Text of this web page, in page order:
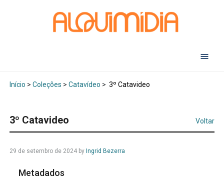
Início > Coleções > Catavídeo > 3º Catavideo
3º Catavideo Voltar
29 de setembro de 2024by Ingrid Bezerra
Metadados